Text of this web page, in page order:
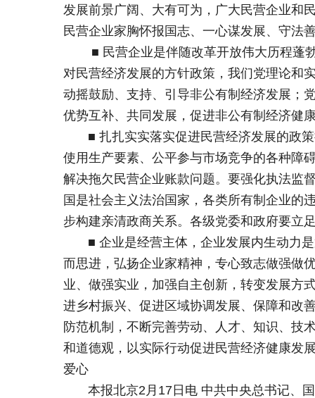
发展前景广阔、大有可为，广大民营企业和
民营企业家胸怀报国志、一心谋发展、守法
■ 民营企业是伴随改革开放伟大历程蓬勃
对民营经济发展的方针政策，我们党理论和
动摇鼓励、支持、引导非公有制经济发展；
优势互补、共同发展，促进非公有制经济健
■ 扎扎实实落实促进民营经济发展的政策
使用生产要素、公平参与市场竞争的各种障
解决拖欠民营企业账款问题。要强化执法监
国是社会主义法治国家，各类所有制企业的
步构建亲清政商关系。各级党委和政府要立
■ 企业是经营主体，企业发展内生动力是
而思进，弘扬企业家精神，专心致志做强做
业、做强实业，加强自主创新，转变发展方
进乡村振兴、促进区域协调发展、保障和改
防范机制，不断完善劳动、人才、知识、技
和道德观，以实际行动促进民营经济健康发
爱心
本报北京2月17日电 中共中央总书记、国